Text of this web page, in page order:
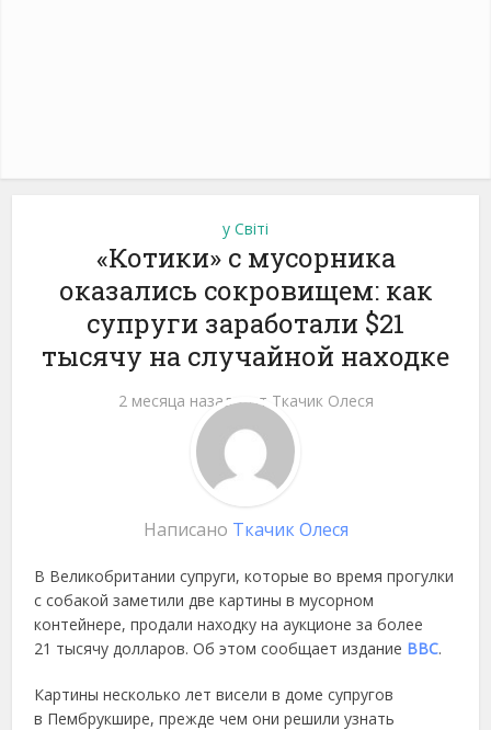
у Світі
«Котики» с мусорника
оказались сокровищем: как
супруги заработали $21
тысячу на случайной находке
2 месяца назад от Ткачик Олеся
Написано Ткачик Олеся
В Великобритании супруги, которые во время прогулки
с собакой заметили две картины в мусорном
контейнере, продали находку на аукционе за более
21 тысячу долларов. Об этом сообщает издание BBC.
Картины несколько лет висели в доме супругов
в Пембрукшире, прежде чем они решили узнать